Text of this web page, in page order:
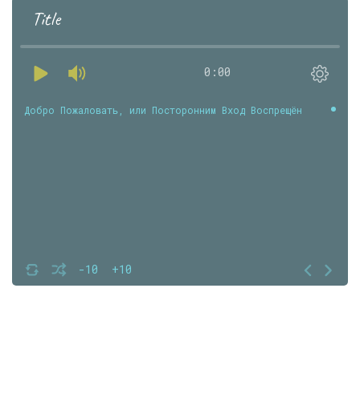
Title
0:00
-10 +10
Добро Пожаловать, или Посторонним Вход Воспрещён